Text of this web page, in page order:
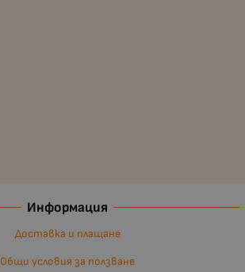
Информация
Доставка и плащане
Общи условия за ползване